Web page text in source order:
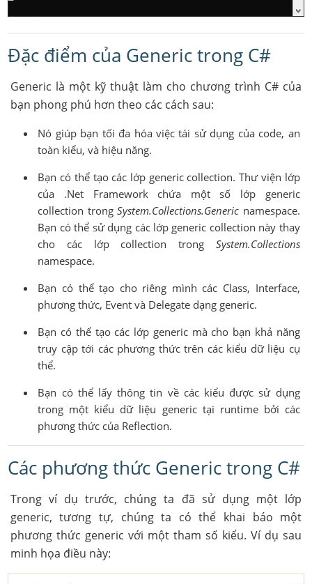
Đặc điểm của Generic trong C#
Generic là một kỹ thuật làm cho chương trình C# của
bạn phong phú hơn theo các cách sau:
Nó giúp bạn tối đa hóa việc tái sử dụng của code, an
toàn kiểu, và hiệu năng.
Bạn có thể tạo các lớp generic collection. Thư viện lớp
của .Net Framework chứa một số lớp generic
collection trongSystem.Collections.Generic namespace.
Bạn có thể sử dụng các lớp generic collection này thay
cho các lớp collection trong System.Collections
namespace.
Bạn có thể tạo cho riêng mình các Class, Interface,
phương thức, Event và Delegate dạng generic.
Bạn có thể tạo các lớp generic mà cho bạn khả năng
truy cập tới các phương thức trên các kiểu dữ liệu cụ
thể.
Bạn có thể lấy thông tin về các kiểu được sử dụng
trong một kiểu dữ liệu generic tại runtime bởi các
phương thức của Reflection.
Các phương thức Generic trong C#
Trong ví dụ trước, chúng ta đã sử dụng một lớp
generic, tương tự, chúng ta có thể khai báo một
phương thức generic với một tham số kiểu. Ví dụ sau
minh họa điều này: